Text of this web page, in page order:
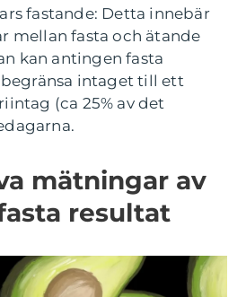
fastande: Detta innebär
mellan fasta och ätande
kan antingen fasta
intaget till ett
(ca 25% av det
mätningar av
resultat